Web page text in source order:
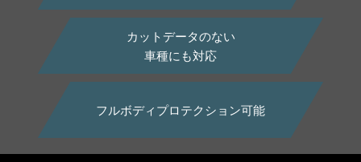
カットデータのない
車種にも対応
フルボディプロテクション可能